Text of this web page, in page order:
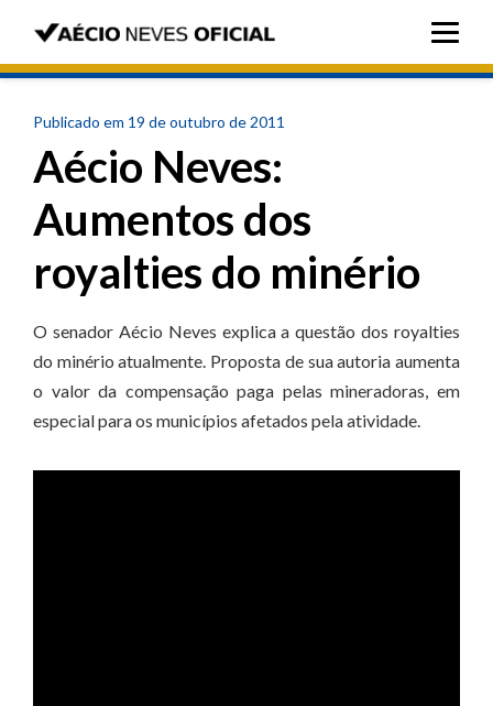
Publicado em 19 de outubro de 2011
Aécio Neves:
Aumentos dos
royalties do minério
O senador Aécio Neves explica a questão dos royalties
do minério atualmente. Proposta de sua autoria aumenta
o valor da compensação paga pelas mineradoras, em
especial para os municípios afetados pela atividade.